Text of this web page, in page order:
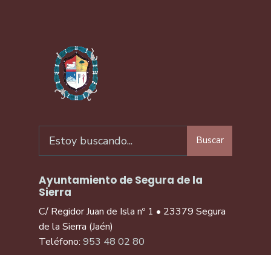
Buscar
Ayuntamiento de Segura de la
Sierra
C/ Regidor Juan de Isla nº 1 • 23379 Segura
de la Sierra (Jaén)
Teléfono: 953 48 02 80